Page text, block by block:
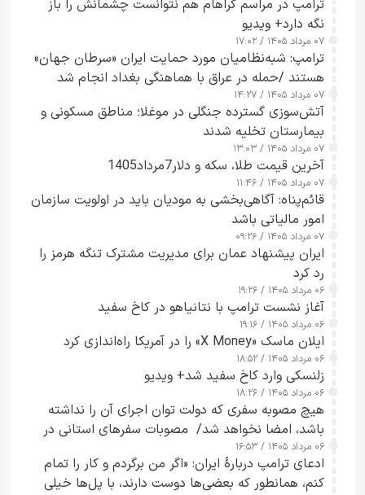
ترامپ در مراسم گراهام هم نتوانست چشمانش را باز
نگه دارد+ ویدیو
۰۷ مرداد ۱۴۰۵ / ۱۷:۰۲
ترامپ: شبه‌نظامیان مورد حمایت ایران «سرطان جهان»
هستند /حمله در عراق با هماهنگی بغداد انجام شد
۰۷ مرداد ۱۴۰۵ / ۱۴:۲۷
آتش‌سوزی گسترده جنگلی در موغلا؛ مناطق مسکونی و
بیمارستان تخلیه شدند
۰۷ مرداد ۱۴۰۵ / ۱۳:۰۳
آخرین قیمت طلا، سکه و دلار7مرداد1405
۰۷ مرداد ۱۴۰۵ / ۱۱:۴۶
قائم‌پناه: آگاهی‌بخشی به مودیان باید در اولویت سازمان
امور مالیاتی باشد
۰۷ مرداد ۱۴۰۵ / ۰۹:۲۶
ایران پیشنهاد عمان برای مدیریت مشترک تنگه هرمز را
رد کرد
۰۶ مرداد ۱۴۰۵ / ۱۹:۲۶
آغاز نشست ترامپ با نتانیاهو در کاخ سفید
۰۶ مرداد ۱۴۰۵ / ۱۹:۱۶
ایلان ماسک «X Money» را در آمریکا راه‌اندازی کرد
۰۶ مرداد ۱۴۰۵ / ۱۸:۵۲
زلنسکی وارد کاخ سفید شد+ ویدیو
۰۶ مرداد ۱۴۰۵ / ۱۸:۲۶
هیچ مصوبه سفری که دولت توان اجرای آن را نداشته
باشد، امضا نخواهد شد/ مصوبات سفرهای استانی در
چارچوب قانون بودجه است+ عکس
۰۶ مرداد ۱۴۰۵ / ۱۶:۵۳
ادعای ترامپ دربارهٔ ایران: «اگر من برگردم و کار را تمام
کنم، همانطور که بعضی‌ها دوست دارند، با پل‌ها خیلی